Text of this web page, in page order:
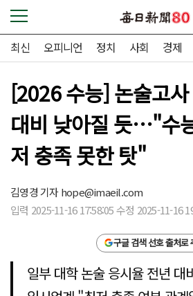
최신 오피니언 정치 사회 경제
[2026 수능] 논술고
대비 낮아질 듯…"수
저 충족 못한 탓"
김영경 기자hope@imaeil.com
입력 2025-11-16 17:58:05 수정 2025-11-16
구글 검색 선호 출처로
일부 대학 논술 응시율 전년